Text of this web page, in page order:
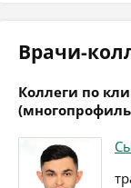
Врачи-
Коллеги по